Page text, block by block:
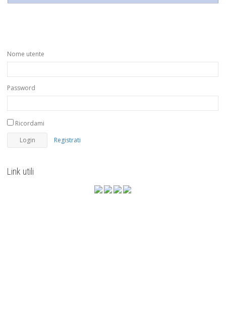
Nome utente
Password
Ricordami
Registrati
Link utili